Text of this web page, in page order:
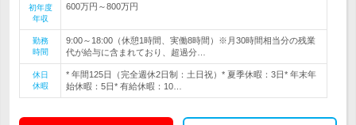
初年度
年収
600万円～800万円
勤務
時間
9:00～18:00（休憩1時間、実働8時間）※月30時間相当分の残業
代が給与に含まれており、超過分…
休日
休暇
* 年間125日（完全週休2日制：土日祝）* 夏季休暇：3日* 年末年
始休暇：5日* 有給休暇：10…